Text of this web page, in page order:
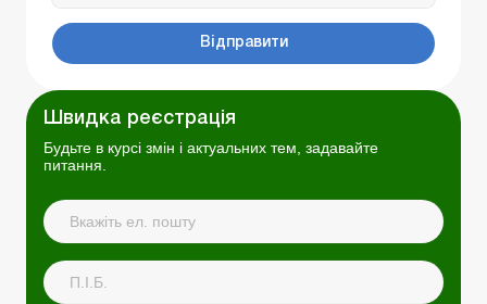
Відправити
Швидка реєстрація
Будьте в курсі змін і актуальних тем, задавайте
питання.